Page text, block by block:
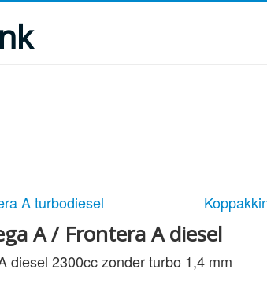
A turbodiesel
A / Frontera A diesel
diesel 2300cc zonder turbo 1,4 mm